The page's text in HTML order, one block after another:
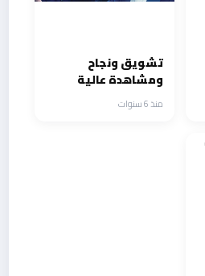
تشويق ونجاح
ومشاهدة عالية
لمسلسل سرمنذ 6 سنوات